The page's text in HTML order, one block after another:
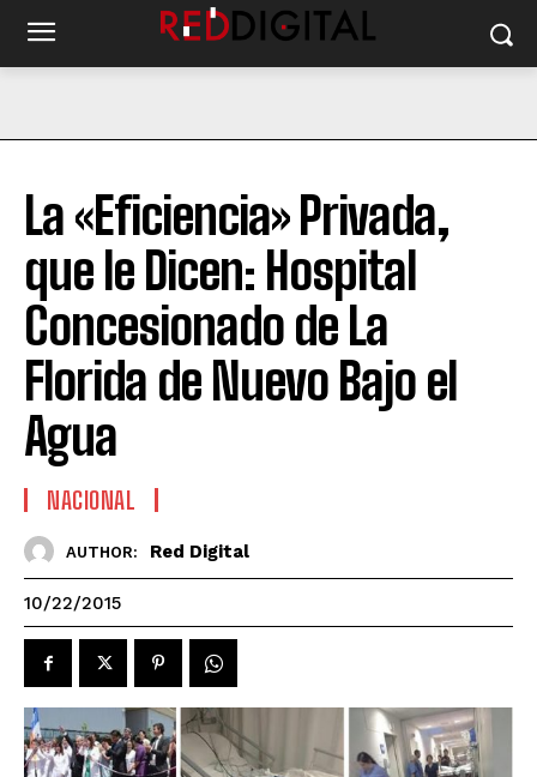
La «Eficiencia» Privada,
que le Dicen: Hospital
Concesionado de La
Florida de Nuevo Bajo el
Agua
NACIONAL
AUTHOR: Red Digital
10/22/2015